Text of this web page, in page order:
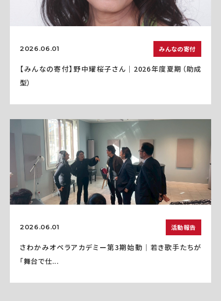
2026.06.01 みんなの寄付
【みんなの寄付】野中耀桜子さん｜2026年度夏期（助成
型）
2026.06.01 活動報告
さわかみオペラアカデミー第3期始動｜若き歌手たちが
「舞台で仕...